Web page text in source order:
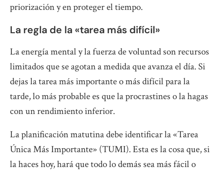
priorización y en proteger el tiempo.
La regla de la «tarea más difícil»
La energía mental y la fuerza de voluntad son recursos
limitados que se agotan a medida que avanza el día. Si
dejas la tarea más importante o más difícil para la
tarde, lo más probable es que la procrastines o la hagas
con un rendimiento inferior.
La planificación matutina debe identificar la «Tarea
Única Más Importante» (TUMI). Esta es la cosa que, si
la haces hoy, hará que todo lo demás sea más fácil o